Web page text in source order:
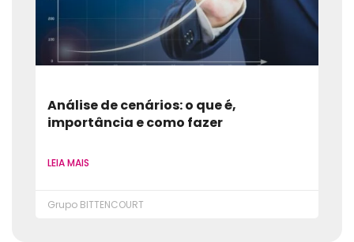
Análise de cenários: o que é,
importância e como fazer
LEIA MAIS
Grupo BITTENCOURT